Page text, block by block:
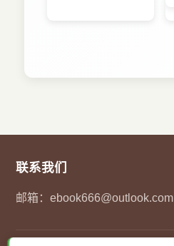
联系我们
邮箱：ebook666@outlook.com